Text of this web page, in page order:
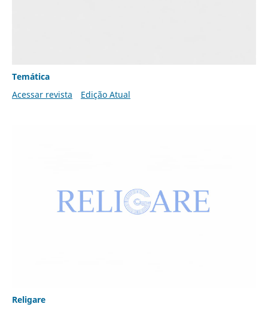
Temática
Acessar revista
Edição Atual
Religare